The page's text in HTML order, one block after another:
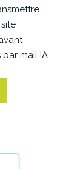
mail !A